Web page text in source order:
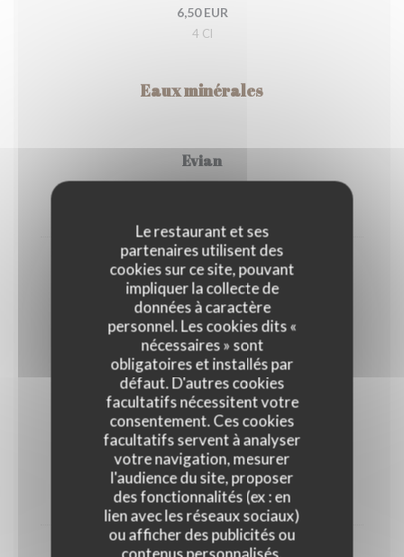
Le restaurant et ses
partenaires utilisent des
cookies sur ce site, pouvant
impliquer la collecte de
données à caractère
personnel. Les cookies dits «
nécessaires » sont
obligatoires et installés par
défaut. D'autres cookies
facultatifs nécessitent votre
consentement. Ces cookies
facultatifs servent à analyser
votre navigation, mesurer
l'audience du site, proposer
des fonctionnalités (ex : en
lien avec les réseaux sociaux)
ou afficher des publicités ou
6,50 EUR
4 Cl
Eaux minérales
Evian
Badoit
3,60 EUR
50 Cl
4,50 EUR
100cl
Softs
Coca-Cola
4,50 EUR
33 Cl